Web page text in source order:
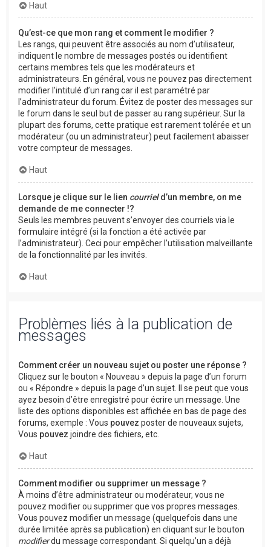
Haut
Qu’est-ce que mon rang et comment le modifier ?
Les rangs, qui peuvent être associés au nom d’utilisateur,
indiquent le nombre de messages postés ou identifient
certains membres tels que les modérateurs et
administrateurs. En général, vous ne pouvez pas directement
modifier l’intitulé d’un rang car il est paramétré par
l’administrateur du forum. Évitez de poster des messages sur
le forum dans le seul but de passer au rang supérieur. Sur la
plupart des forums, cette pratique est rarement tolérée et un
modérateur (ou un administrateur) peut facilement abaisser
votre compteur de messages.
Haut
Lorsque je clique sur le lien courrield’un membre, on me
demande de me connecter !?
Seuls les membres peuvent s’envoyer des courriels via le
formulaire intégré (si la fonction a été activée par
l’administrateur). Ceci pour empêcher l’utilisation malveillante
de la fonctionnalité par les invités.
Haut
Problèmes liés à la publication de
messages
Comment créer un nouveau sujet ou poster une réponse ?
Cliquez sur le bouton « Nouveau » depuis la page d’un forum
ou « Répondre » depuis la page d’un sujet. Il se peut que vous
ayez besoin d’être enregistré pour écrire un message. Une
liste des options disponibles est affichée en bas de page des
forums, exemple : Vous pouvez poster de nouveaux sujets,
Vous pouvez joindre des fichiers, etc.
Haut
Comment modifier ou supprimer un message ?
À moins d’être administrateur ou modérateur, vous ne
pouvez modifier ou supprimer que vos propres messages.
Vous pouvez modifier un message (quelquefois dans une
durée limitée après sa publication) en cliquant sur le bouton
modifierdu message correspondant. Si quelqu’un a déjà